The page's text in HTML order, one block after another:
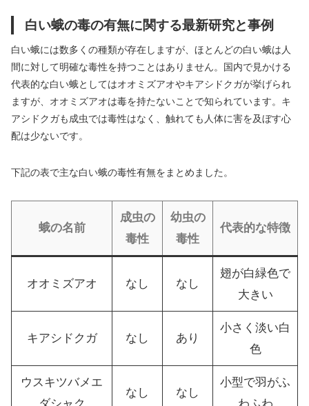
白い蛾の毒の有無に関する最新研究と事例
白い蛾には数多くの種類が存在しますが、ほとんどの白い蛾は人
間に対して明確な毒性を持つことはありません。国内で見かける
代表的な白い蛾としてはオオミズアオやキアシドクガが挙げられ
ますが、オオミズアオは毒を持たないことで知られています。キ
アシドクガも成虫では毒性はなく、触れても人体に害を及ぼす心
配は少ないです。
下記の表で主な白い蛾の毒性有無をまとめました。
蛾の名前
成虫の
毒性
幼虫の
毒性
代表的な特徴
オオミズアオ なし なし
翅が白緑色で
大きい
キアシドクガ なし あり
小さく淡い白
色
ウスキツバメエ
なし なし
小型で羽がふ